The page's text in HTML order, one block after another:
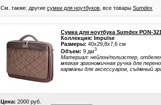
См. также: другие сумки для ноутбуков , все товары Sumdex
Сумка для ноутбука Sumdex PON-
Коллекция: Impulse
Размеры: 40x29,8x7,6 см
Объем: 9 дм3
Материал: нейлон/полиэстер,
мягкая эргономичная ручка для
карманы для аксессуаров, съёмный
Цена: 2000 руб.